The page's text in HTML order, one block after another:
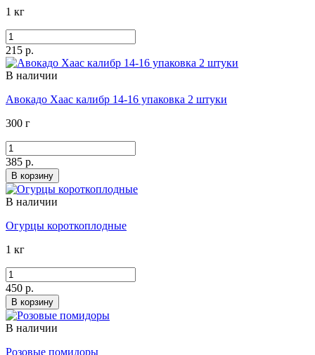
1 кг
215 р.
В наличии
Авокадо Хаас калибр 14-16 упаковка 2 штуки
300 г
385 р.
В корзину
В наличии
Огурцы короткоплодные
1 кг
450 р.
В корзину
В наличии
Розовые помидоры